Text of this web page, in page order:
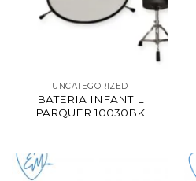
UNCATEGORIZED
BATERIA INFANTIL
PARQUER 10030BK